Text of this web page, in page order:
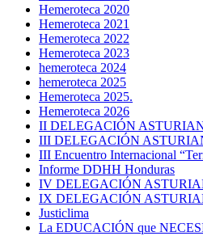
Hemeroteca 2020
Hemeroteca 2021
Hemeroteca 2022
Hemeroteca 2023
hemeroteca 2024
hemeroteca 2025
Hemeroteca 2025.
Hemeroteca 2026
II DELEGACIÓN
III DELEGACIÓN
III Encuentro Internacional
Informe DDHH Honduras
IV DELEGACIÓN
IX DELEGACIÓN
Justiclima
La EDUCACIÓN que